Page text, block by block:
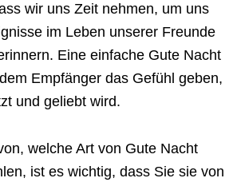
wir uns Zeit nehmen, um uns
im Leben unserer Freunde
Eine einfache Gute Nacht
Empfänger das Gefühl geben,
und geliebt wird.
welche Art von Gute Nacht
ist es wichtig, dass Sie sie von